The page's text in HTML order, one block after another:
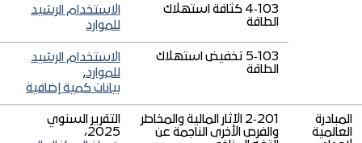
103‑4 كثافة استهلاك
الطاقة
الاستخدام الرشيد
للموارد
103‑5 تخفيض استهلاك
الطاقة
الاستخدام الرشيد
للموارد,
بيانات كمية إضافية
المبادرة
العالمية
201‑2 الآثار المالية والمخاطر
والفرص الأخرى الناجمة عن
التقرير السنوي
2025،